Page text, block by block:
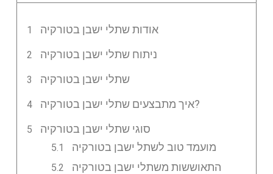
אודות שתלי ישבן בטורקיה
ניתוח שתלי ישבן בטורקיה
שתלי ישבן בטורקיה
איך מתבצעים שתלי ישבן בטורקיה?
סוגי שתלי ישבן בטורקיה
מועמד טוב לשתל ישבן בטורקיה
התאוששות משתלי ישבן בטורקיה